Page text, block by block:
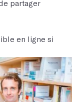
partager
en ligne si